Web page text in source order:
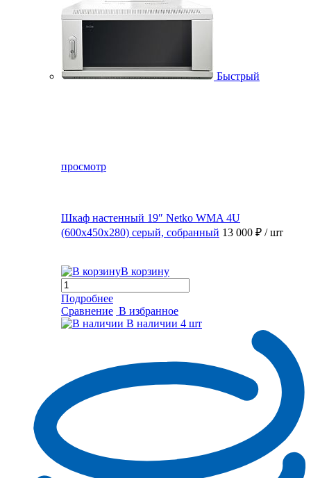
Быстрый
просмотр
Шкаф настенный 19″ Netko WMA 4U
(600x450x280) серый, собранный 13 000 ₽ / шт
В корзину
Подробнее
Сравнение В избранное
В наличии 4 шт